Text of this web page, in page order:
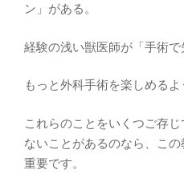
ン」がある。
経験の浅い獣医師が「手術で
もっと外科手術を楽しめるよ
これらのことをいくつご存
ないことがあるのなら、こ
重要です。